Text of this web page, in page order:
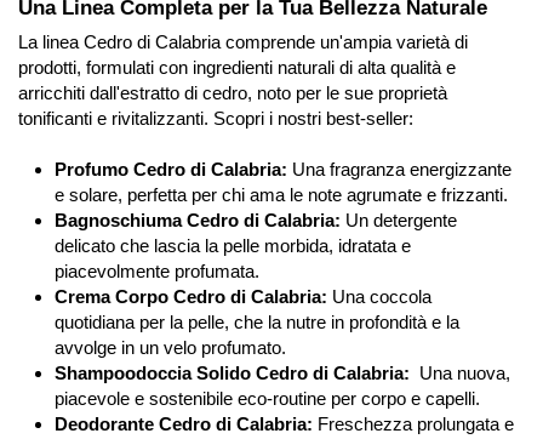
Una Linea Completa per la Tua Bellezza Naturale
La linea Cedro di Calabria comprende un'ampia varietà di
prodotti, formulati con ingredienti naturali di alta qualità e
arricchiti dall'estratto di cedro, noto per le sue proprietà
tonificanti e rivitalizzanti. Scopri i nostri best-seller:
Profumo Cedro di Calabria: Una fragranza energizzante
e solare, perfetta per chi ama le note agrumate e frizzanti.
Bagnoschiuma Cedro di Calabria: Un detergente
delicato che lascia la pelle morbida, idratata e
piacevolmente profumata.
Crema Corpo Cedro di Calabria: Una coccola
quotidiana per la pelle, che la nutre in profondità e la
avvolge in un velo profumato.
Shampoodoccia Solido Cedro di Calabria: Una nuova,
piacevole e sostenibile eco-routine per corpo e capelli.
Deodorante Cedro di Calabria: Freschezza prolungata e